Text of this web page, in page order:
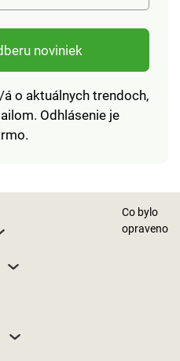
noviniek
o aktuálnych trendoch,
Odhlásenie je
Co bylo
opraveno